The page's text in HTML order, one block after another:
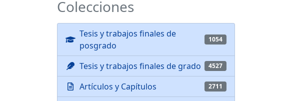
Colecciones
Tesis y trabajos finales de
posgrado
1054
Tesis y trabajos finales de grado 4527
Artículos y Capítulos 2711